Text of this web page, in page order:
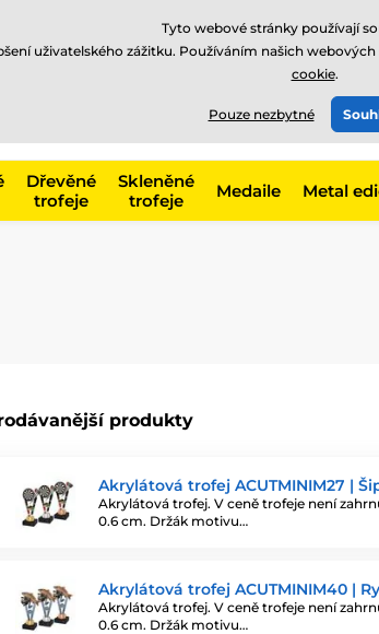
Dřevěné
trofeje
Skleněné
trofeje
Medaile Metal
produkty
Akrylátová trofej ACUTMINIM27 |
Akrylátová trofej. V ceně trofeje není
0.6 cm. Držák motivu…
Akrylátová trofej ACUTMINIM40 |
Akrylátová trofej. V ceně trofeje není
0.6 cm. Držák motivu…
Tyto webové stránky používají
uživatelského zážitku. Používáním našich
cookie.
Pouze nezbytné